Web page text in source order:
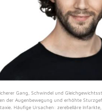
Gang, Schwindel und
der Augenbewegung und erhöhte
Häufige Ursachen: zerebelläre Infarkte,